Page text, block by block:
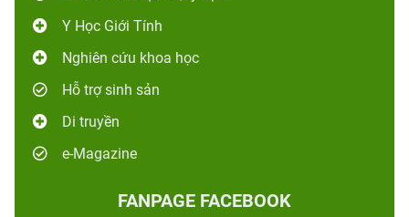
Y Học Giới Tính
Nghiên cứu khoa học
Hỗ trợ sinh sản
Di truyền
e-Magazine
FANPAGE FACEBOOK